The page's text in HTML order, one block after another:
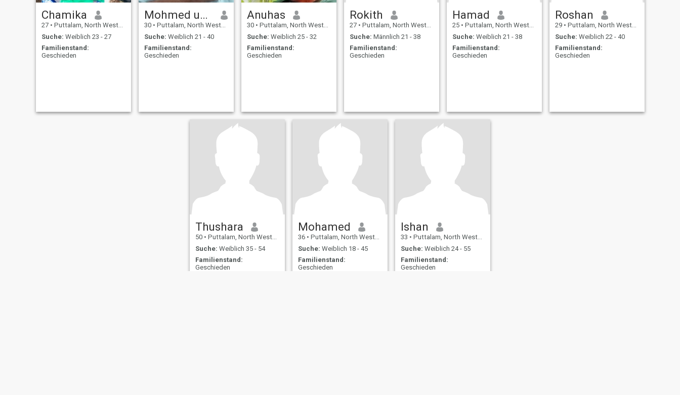
Chamika
27 • Puttalam, North Western, Sri Lanka
Suche: Weiblich 23 - 27
Familienstand:
Geschieden
Mohmed usama
30 • Puttalam, North Western, Sri Lanka
Suche: Weiblich 21 - 40
Familienstand:
Geschieden
Anuhas
30 • Puttalam, North Western, Sri Lanka
Suche: Weiblich 25 - 32
Familienstand:
Geschieden
Rokith
27 • Puttalam, North Western, Sri Lanka
Suche: Männlich 21 - 38
Familienstand:
Geschieden
Hamad
25 • Puttalam, North Western, Sri Lanka
Suche: Weiblich 21 - 38
Familienstand:
Geschieden
Roshan
29 • Puttalam, North Western, Sri Lanka
Suche: Weiblich 22 - 40
Familienstand:
Geschieden
Thushara
50 • Puttalam, North Western, Sri Lanka
Suche: Weiblich 35 - 54
Familienstand:
Geschieden
Mohamed
36 • Puttalam, North Western, Sri Lanka
Suche: Weiblich 18 - 45
Familienstand:
Geschieden
Ishan
33 • Puttalam, North Western, Sri Lanka
Suche: Weiblich 24 - 55
Familienstand:
Geschieden